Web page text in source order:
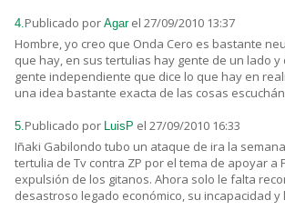
4.Publicado por Agar el 27/09/2010 13:37
Hombre, yo creo que Onda Cero es bastante
que hay, en sus tertulias hay gente de un lado y
gente independiente que dice lo que hay en
una idea bastante exacta de las cosas
5.Publicado por LuisP el 27/09/2010 16:33
Iñaki Gabilondo tubo un ataque de ira la
tertulia de Tv contra ZP por el tema de apoyar a
expulsión de los gitanos. Ahora solo le falta
desastroso legado económico, su incapacidad